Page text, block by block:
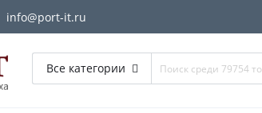
info@port-it.ru
Все категории